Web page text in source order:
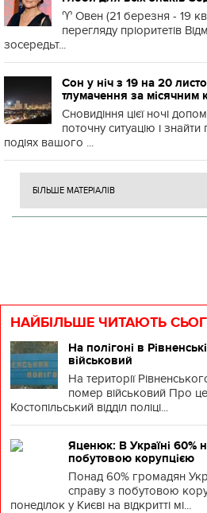
♈️ Овен (21 березня - 19
перегляду пріоритетів
зосередьт...
Сон у ніч з 19 на 20
тлумачення за місячним
Сновидіння цієї ночі
поточну ситуацію і знайти
подіях вашого ...
БІЛЬШЕ МАТЕРІАЛІВ
НАЙБІЛЬШЕ ЧИТАЮТЬ
На полігоні в
військовий
На території
помер військовий Про
Костопільський відділ поліці...
Яценюк: В Україні 60%
побутовою корупцією
Понад 60% громадян
справу з побутовою
понеділок у Києві на відкритті мі...